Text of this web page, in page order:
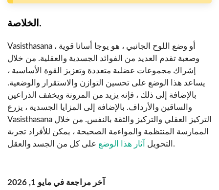
الخلاصة.
Vasisthasana ، أو وضع اللوح الجانبي ، هو يوجا أسانا قوية
وصعبة تقدم العديد من الفوائد الجسدية والعقلية. من خلال
إشراك مجموعات عضلية متعددة وتعزيز القوة الأساسية ،
يساعد هذا الوضع على تحسين التوازن والاستقرار والوضعية.
بالإضافة إلى ذلك ، فإنه يزيد من المرونة ويخفف الذراعين
والساقين والأرداف. بالإضافة إلى المزايا الجسدية ، يزرع
Vasisthasana التركيز العقلي والتركيز والثقة بالنفس. من خلال
الممارسة المنتظمة والمواءمة الصحيحة ، يمكن للأفراد تجربة
التحويل آثار هذا الوضع على كل من الجسد والعقل.
آخر مراجعة في مايو 1, 2026